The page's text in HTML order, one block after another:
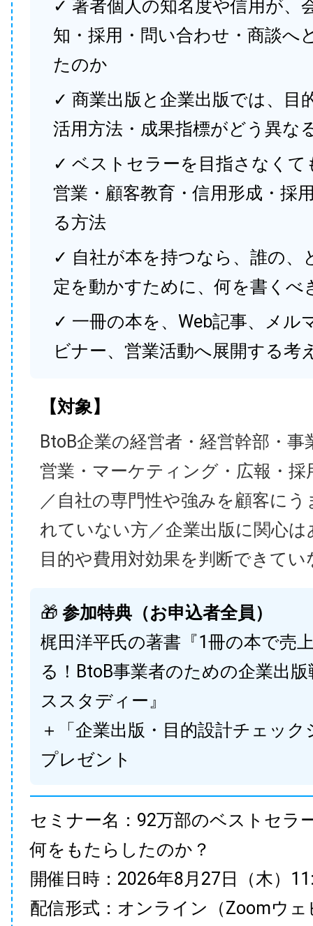
✓ 著者個人の知名度や信用が、
知・採用・問い合わせ・商談へ
たのか
✓ 商業出版と企業出版では、目
活用方法・成果指標がどう異な
✓ ベストセラーを目指さなくて
営業・顧客教育・信用形成・採
る方法
✓ 自社が本を持つなら、誰の、
定を動かすために、何を書くべ
✓ 一冊の本を、Web記事、メル
ビナー、営業活動へ展開する考
【対象】
BtoB企業の経営者・経営幹部・事
営業・マーケティング・広報・採
／自社の専門性や強みを顧客に
れていない方／企業出版に関心
目的や費用対効果を判断できてい
🎁 参加特典（お申込者全員）
梶田洋平氏の著書『1冊の本で売
る！BtoB事業者のための企業出
ススタディー』
＋「企業出版・目的設計チェック
プレゼント
セミナー名：92万部のベストセラ
何をもたらしたのか？
開催日時：2026年8月27日（木）
配信形式：オンライン（Zoomウェ